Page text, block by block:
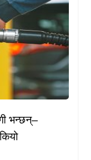
भन्छन्–